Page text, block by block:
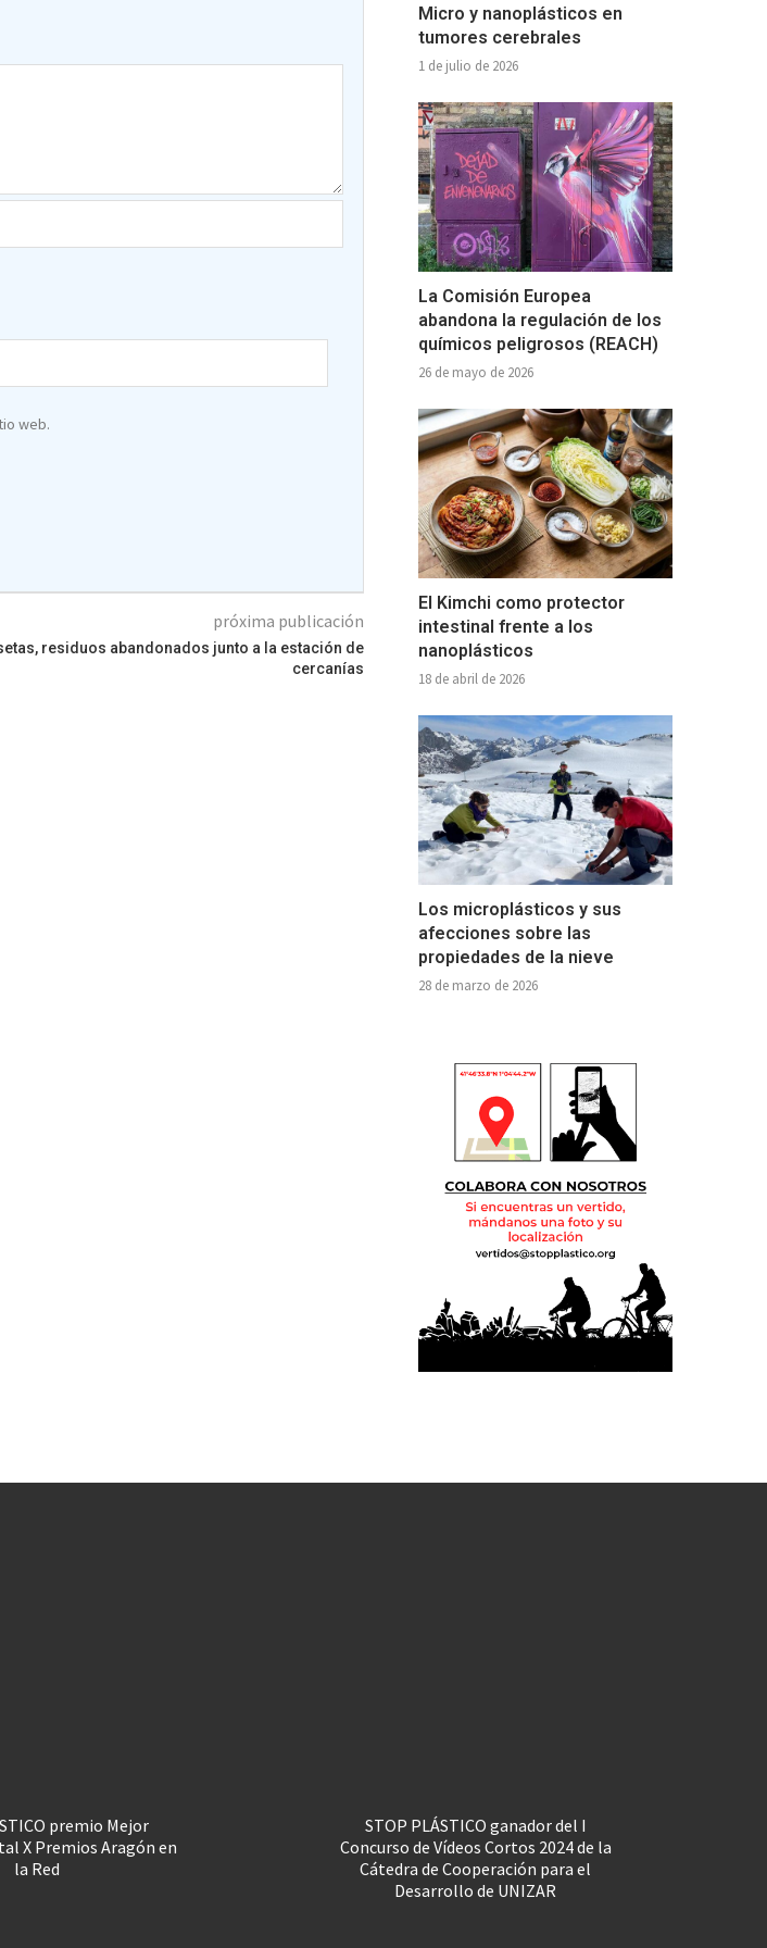
web.
próxima publicación
residuos abandonados junto a la estación de
cercanías
Micro y nanoplásticos en
tumores cerebrales
1 de julio de 2026
La Comisión Europea
abandona la regulación de los
químicos peligrosos (REACH)
26 de mayo de 2026
El Kimchi como protector
intestinal frente a los
nanoplásticos
18 de abril de 2026
Los microplásticos y sus
afecciones sobre las
propiedades de la nieve
28 de marzo de 2026
premio Mejor
X Premios Aragón en
la Red
STOP PLÁSTICO ganador del I
Concurso de Vídeos Cortos 2024 de la
Cátedra de Cooperación para el
Desarrollo de UNIZAR